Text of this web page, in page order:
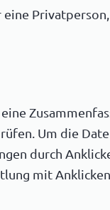
Um die
durch
mit